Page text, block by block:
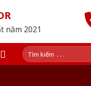
năm 2021
Tìm
kiếm: